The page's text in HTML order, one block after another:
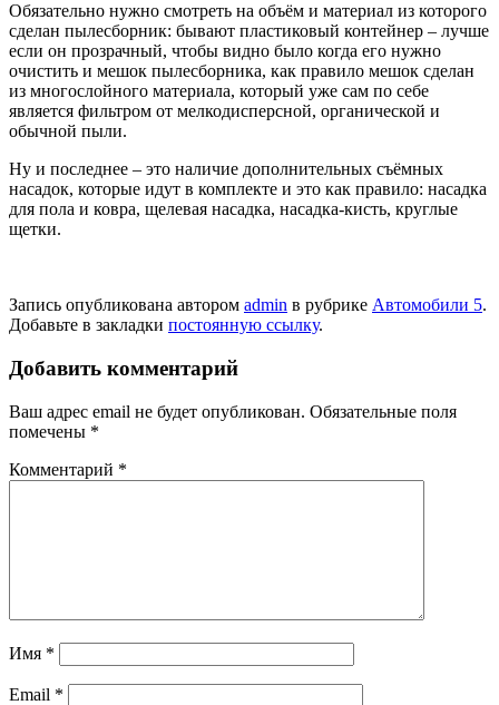
Обязательно нужно смотреть на объём и материал из которого
сделан пылесборник: бывают пластиковый контейнер – лучше
если он прозрачный, чтобы видно было когда его нужно
очистить и мешок пылесборника, как правило мешок сделан
из многослойного материала, который уже сам по себе
является фильтром от мелкодисперсной, органической и
обычной пыли.
Ну и последнее – это наличие дополнительных съёмных
насадок, которые идут в комплекте и это как правило: насадка
для пола и ковра, щелевая насадка, насадка-кисть, круглые
щетки.
Запись опубликована автором admin в рубрике Автомобили 5.
Добавьте в закладки постоянную ссылку.
Добавить комментарий
Ваш адрес email не будет опубликован. Обязательные поля
помечены *
Комментарий *
Имя *
Email *